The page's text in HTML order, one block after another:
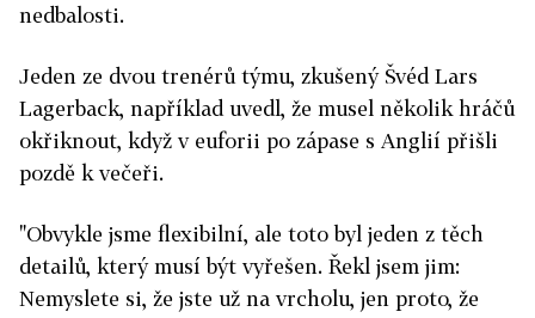
nedbalosti.
Jeden ze dvou trenérů týmu, zkušený Švéd Lars
Lagerback, například uvedl, že musel několik hráčů
okřiknout, když v euforii po zápase s Anglií přišli
pozdě k večeři.
"Obvykle jsme flexibilní, ale toto byl jeden z těch
detailů, který musí být vyřešen. Řekl jsem jim:
Nemyslete si, že jste už na vrcholu, jen proto, že